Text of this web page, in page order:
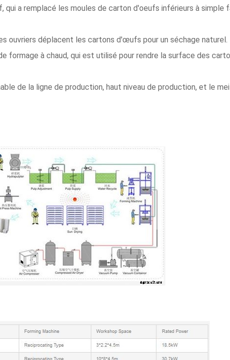
a remplacé les moules de carton d'oeufs inférieurs à simple
ouvriers déplacent les cartons d'œufs pour un séchage naturel.
formage à chaud, qui est utilisé pour rendre la surface des
de la ligne de production, haut niveau de production, et le